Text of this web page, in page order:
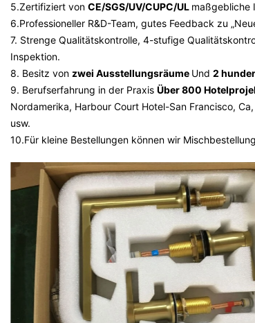
5.Zertifiziert von CE/SGS/UV/CUPC/UL maßgebliche
6.Professioneller R&D-Team, gutes Feedback zu
7. Strenge Qualitätskontrolle, 4-stufige
Inspektion.
8. Besitz von zwei Ausstellungsräume Und 2
9. Berufserfahrung in der Praxis Über 800
Nordamerika, Harbour Court Hotel-San Francisco,
usw.
10.Für kleine Bestellungen können wir